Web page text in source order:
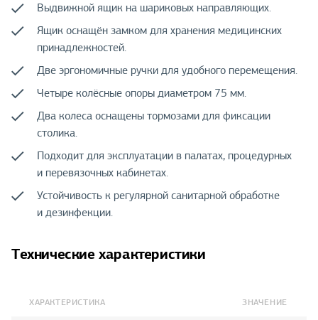
Выдвижной ящик на шариковых направляющих.
Ящик оснащён замком для хранения медицинских
принадлежностей.
Две эргономичные ручки для удобного перемещения.
Четыре колёсные опоры диаметром 75 мм.
Два колеса оснащены тормозами для фиксации
столика.
Подходит для эксплуатации в палатах, процедурных
и перевязочных кабинетах.
Устойчивость к регулярной санитарной обработке
и дезинфекции.
Технические характеристики
ХАРАКТЕРИСТИКА ЗНАЧЕНИЕ